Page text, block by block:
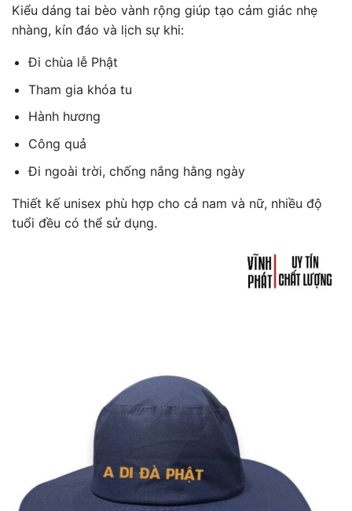
Kiểu dáng tai bèo vành rộng giúp tạo cảm giác nhẹ
nhàng, kín đáo và lịch sự khi:
Đi chùa lễ Phật
Tham gia khóa tu
Hành hương
Công quả
Đi ngoài trời, chống nắng hằng ngày
Thiết kế unisex phù hợp cho cả nam và nữ, nhiều độ
tuổi đều có thể sử dụng.